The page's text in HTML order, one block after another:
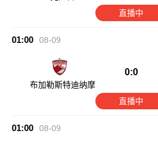
直播中
01:00 08-09
布加勒斯特迪纳摩
0:0
直播中
01:00 08-09